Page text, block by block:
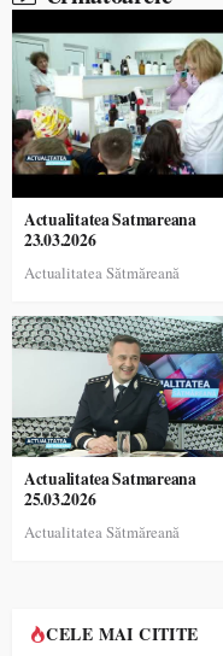
Actualitatea Satmareana
23.03.2026
Actualitatea Sătmăreană
Actualitatea Satmareana
25.03.2026
Actualitatea Sătmăreană
CELE MAI CITITE